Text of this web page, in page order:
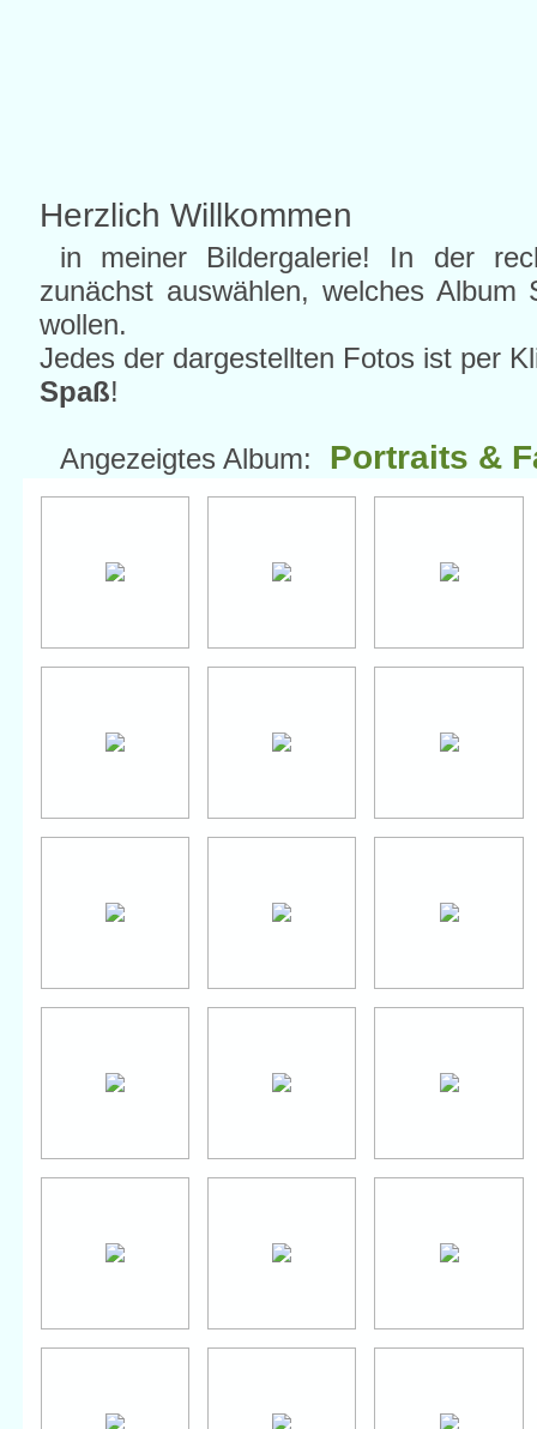
Herzlich Willkommen
in meiner Bildergalerie! In der
zunächst auswählen, welches Album
wollen.
Jedes der dargestellten Fotos ist per
Spaß!
Angezeigtes Album: Portraits &